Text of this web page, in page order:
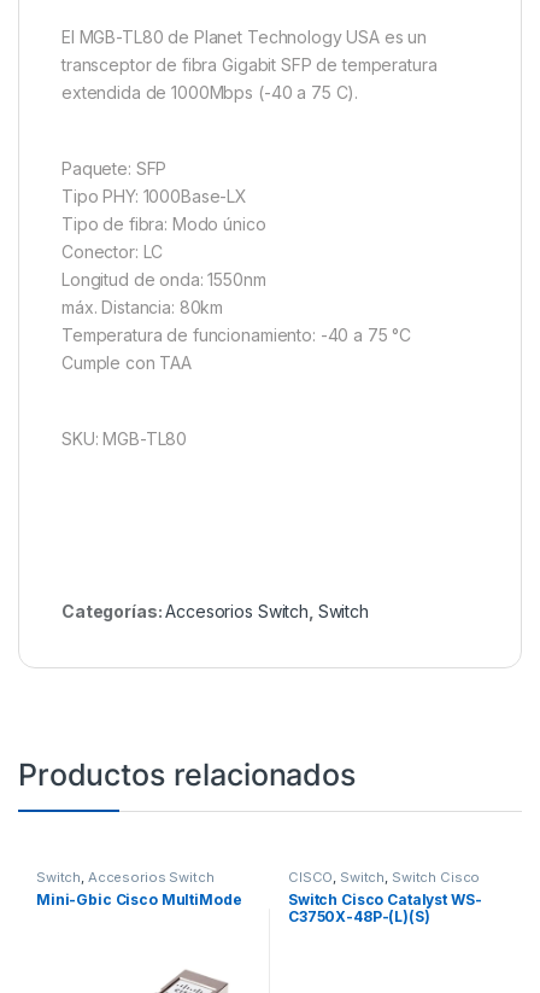
El MGB-TL80 de Planet Technology USA es un
transceptor de fibra Gigabit SFP de temperatura
extendida de 1000Mbps (-40 a 75 C).
Paquete: SFP
Tipo PHY: 1000Base-LX
Tipo de fibra: Modo único
Conector: LC
Longitud de onda: 1550nm
máx. Distancia: 80km
Temperatura de funcionamiento: -40 a 75 °C
Cumple con TAA
SKU: MGB-TL80
Categorías:Accesorios Switch Switch
Productos relacionados
Switch Accesorios Switch
Mini-Gbic Cisco MultiMode
CISCO Switch Switch Cisco
Switch Cisco Catalyst WS-
C3750X-48P-(L)(S)